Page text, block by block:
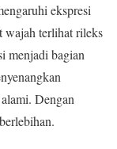
ekspresi
wajah terlihat rileks
menjadi bagian
Dengan